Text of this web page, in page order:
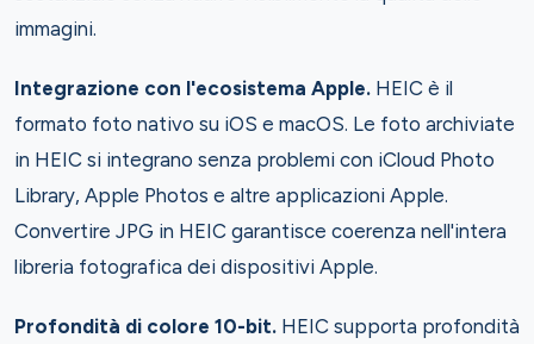
immagini.
Integrazione con l'ecosistema Apple. HEIC è il
formato foto nativo su iOS e macOS. Le foto archiviate
in HEIC si integrano senza problemi con iCloud Photo
Library, Apple Photos e altre applicazioni Apple.
Convertire JPG in HEIC garantisce coerenza nell'intera
libreria fotografica dei dispositivi Apple.
Profondità di colore 10-bit. HEIC supporta profondità